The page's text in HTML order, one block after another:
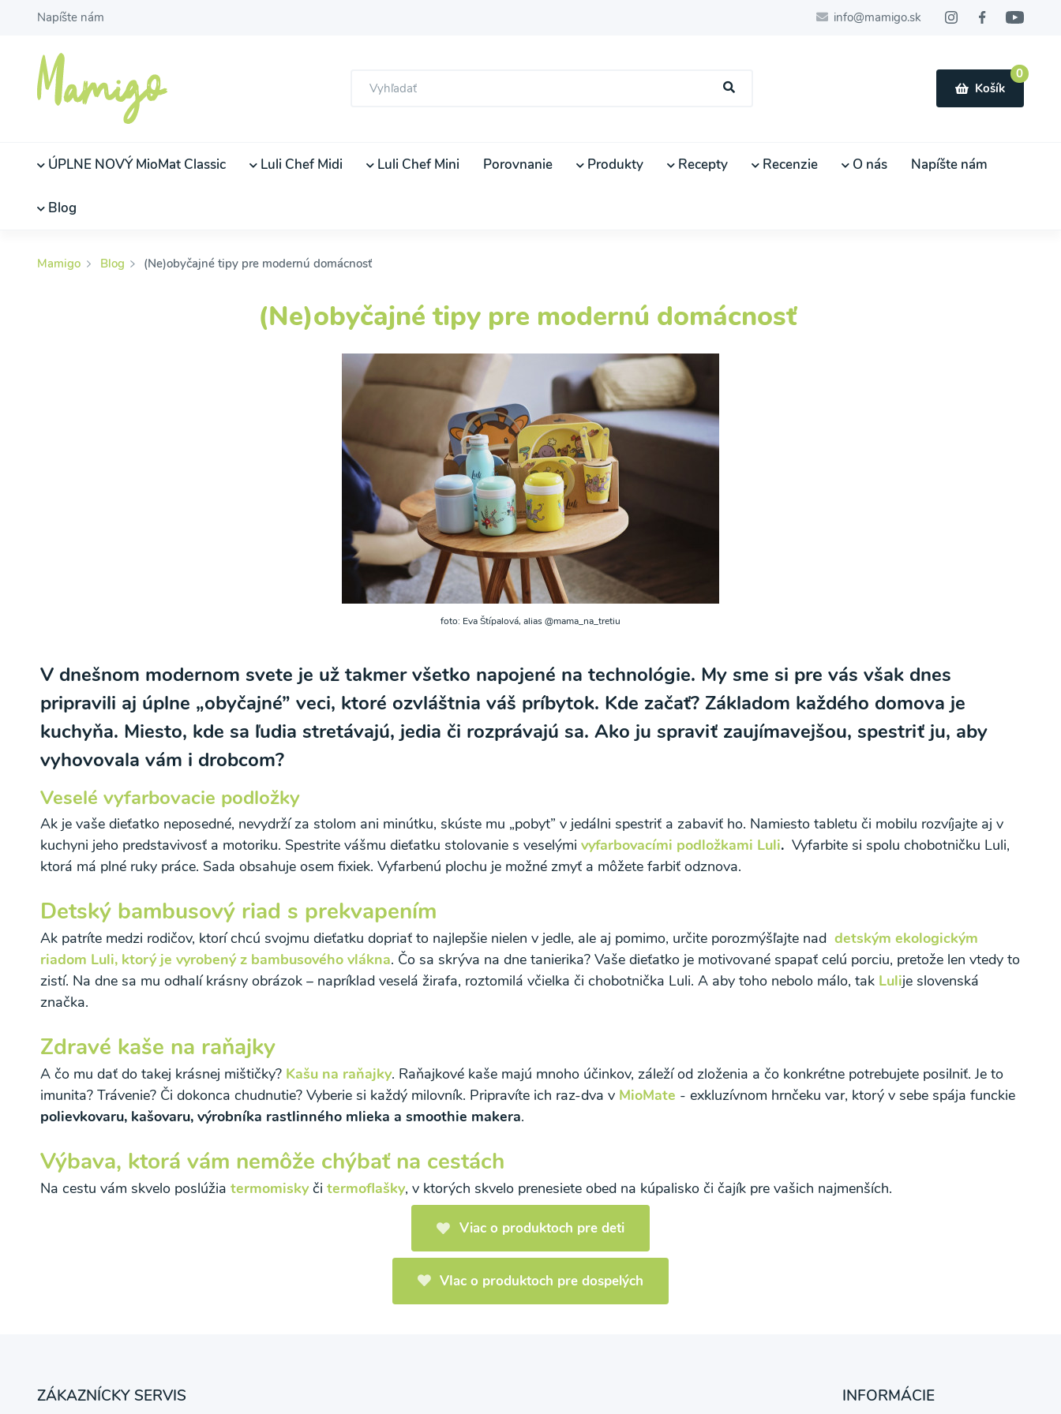
Napíšte nám info@mamigo.sk
0
Košík
ÚPLNE NOVÝ MioMat Classic Luli Chef Midi Luli Chef Mini Porovnanie Produkty Recepty Recenzie O nás Napíšte nám
Blog
Mamigo Blog (Ne)obyčajné tipy pre modernú domácnosť
(Ne)obyčajné tipy pre modernú domácnosť
foto: Eva Štípalová, alias @mama_na_tretiu
V dnešnom modernom svete je už takmer všetko napojené na technológie. My sme si pre vás však dnes
pripravili aj úplne „obyčajné” veci, ktoré ozvláštnia váš príbytok. Kde začať? Základom každého domova je
kuchyňa. Miesto, kde sa ľudia stretávajú, jedia či rozprávajú sa. Ako ju spraviť zaujímavejšou, spestriť ju, aby
vyhovovala vám i drobcom?
Veselé vyfarbovacie podložky
Ak je vaše dieťatko neposedné, nevydrží za stolom ani minútku, skúste mu „pobyt” v jedálni spestriť a zabaviť ho. Namiesto tabletu či mobilu rozvíjajte aj v
kuchyni jeho predstavivosť a motoriku. Spestrite vášmu dieťatku stolovanie s veselými vyfarbovacími podložkami Luli. Vyfarbite si spolu chobotničku Luli,
ktorá má plné ruky práce. Sada obsahuje osem fixiek. Vyfarbenú plochu je možné zmyť a môžete farbiť odznova.
Detský bambusový riad s prekvapením
Ak patríte medzi rodičov, ktorí chcú svojmu dieťatku dopriať to najlepšie nielen v jedle, ale aj pomimo, určite porozmýšľajte nad detským ekologickým
riadom Luli, ktorý je vyrobený z bambusového vlákna. Čo sa skrýva na dne tanierika? Vaše dieťatko je motivované spapať celú porciu, pretože len vtedy to
zistí. Na dne sa mu odhalí krásny obrázok – napríklad veselá žirafa, roztomilá včielka či chobotnička Luli. A aby toho nebolo málo, tak Lulijeslovenská
značka.
Zdravé kaše na raňajky
A čo mu dať do takej krásnej mištičky? Kašu na raňajky. Raňajkové kaše majú mnoho účinkov, záleží od zloženia a čo konkrétne potrebujete posilniť. Je to
imunita? Trávenie? Či dokonca chudnutie? Vyberie si každý milovník. Pripravíte ich raz-dva v MioMate - exkluzívnom hrnčeku var, ktorý v sebe spája funckie
polievkovaru, kašovaru, výrobníka rastlinného mlieka a smoothie makera.
Výbava, ktorá vám nemôže chýbať na cestách
Na cestu vám skvelo poslúžia termomisky či termoflašky, v ktorých skvelo prenesiete obed na kúpalisko či čajík pre vašich najmenších.
Viac o produktoch pre deti
VIac o produktoch pre dospelých
ZÁKAZNÍCKY SERVIS
Odber noviniek a akcií
Odoslaním registrácie na Newsletter súhlasím so spracovaním osobných údajov pre účely zasielania newsletteru a potvrdzujem, že som si prečítal(a)
INFORMÁCIE